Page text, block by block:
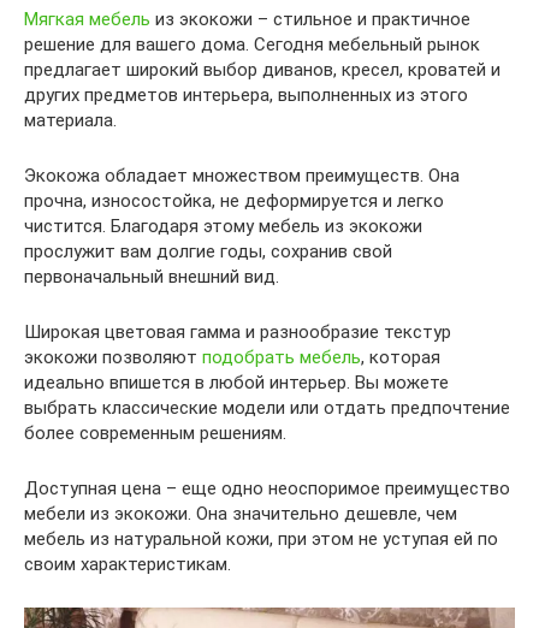
Мягкая мебель из экокожи – стильное и практичное
решение для вашего дома. Сегодня мебельный рынок
предлагает широкий выбор диванов, кресел, кроватей и
других предметов интерьера, выполненных из этого
материала.
Экокожа обладает множеством преимуществ. Она
прочна, износостойка, не деформируется и легко
чистится. Благодаря этому мебель из экокожи
прослужит вам долгие годы, сохранив свой
первоначальный внешний вид.
Широкая цветовая гамма и разнообразие текстур
экокожи позволяют подобрать мебель, которая
идеально впишется в любой интерьер. Вы можете
выбрать классические модели или отдать предпочтение
более современным решениям.
Доступная цена – еще одно неоспоримое преимущество
мебели из экокожи. Она значительно дешевле, чем
мебель из натуральной кожи, при этом не уступая ей по
своим характеристикам.